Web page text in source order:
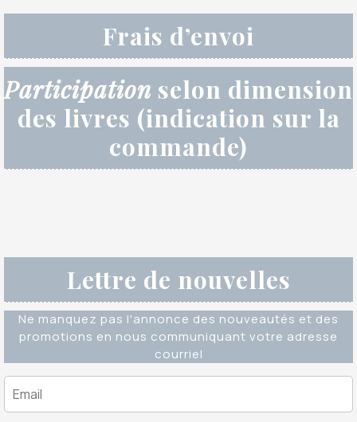
Frais d’envoi
Participation selon dimension
des livres (indication sur la
commande)
Lettre de nouvelles
Ne manquez pas l'annonce des nouveautés et des
promotions en nous communiquant votre adresse
courriel